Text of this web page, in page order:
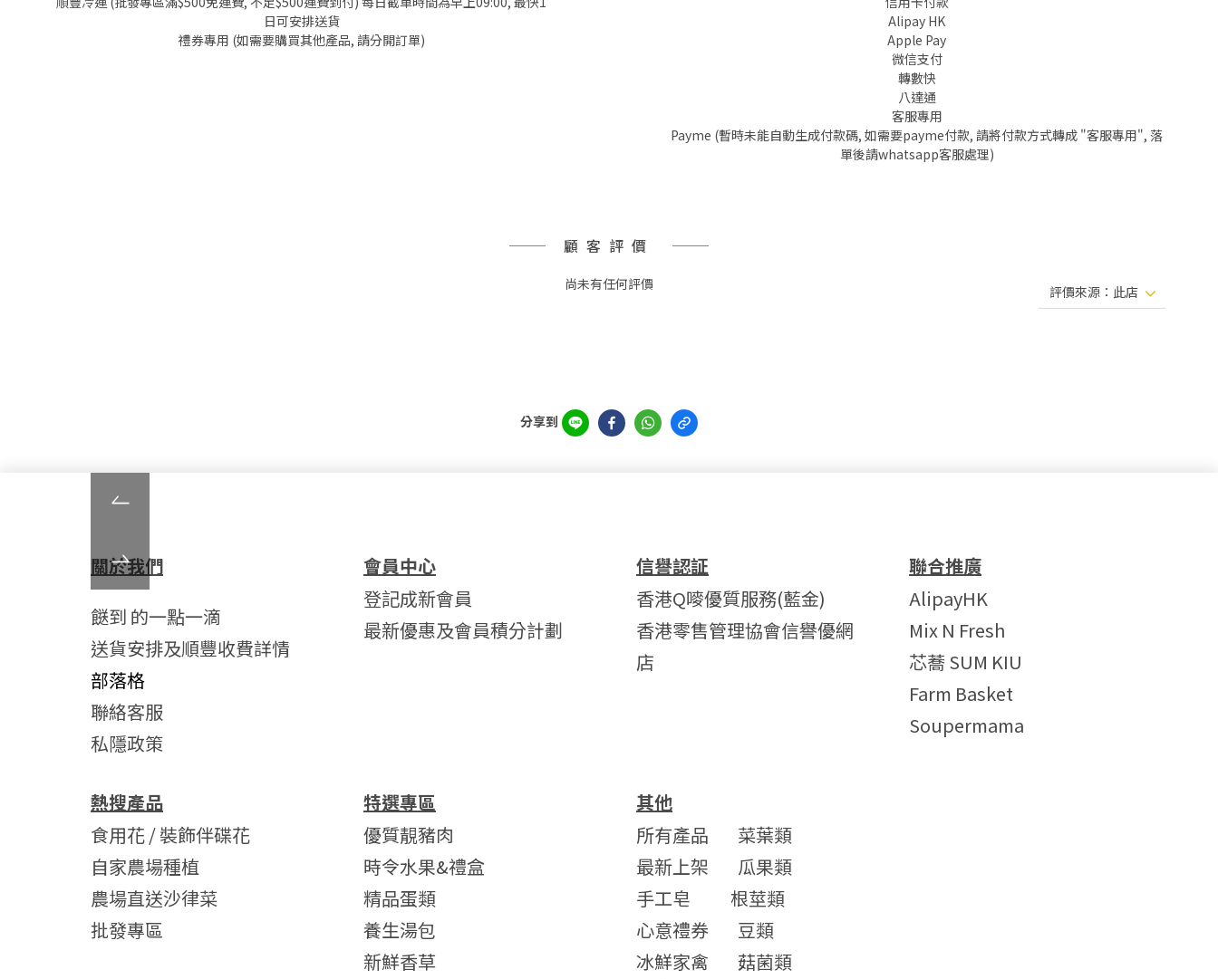
日可安排送貨
禮券專用 (如需要購買其他產品, 請分開訂單)
Alipay HK
Apple Pay
微信支付
轉數快
八達通
客服專用
Payme (暫時未能自動生成付款碼, 如需要payme付款, 請將付款方式轉成 "客服專用", 落
單後請whatsapp客服處理)
顧客評價
尚未有任何評價
分享到
關於我們
餸到 的一點一滴
送貨安排及順豐收費詳情
部落格
聯絡客服
私隱政策
會員中心
登記成新會員
最新優惠及會員積分計劃
信譽認証
香港Q嘜優質服務(藍金)
香港零售管理協會信譽優網
店
聯合推廣
AlipayHK
Mix N Fresh
芯蕎 SUM KIU
Farm Basket
Soupermama
熱搜產品
食用花 / 裝飾伴碟花
自家農場種植
農場直送沙律菜
批發專區
特選專區
優質靚豬肉
時令水果&禮盒
精品蛋類
養生湯包
新鮮香草
其他
所有產品
菜葉類
最新上架
瓜果類
手工皂
根莖類
心意禮券
豆類
冰鮮家禽
菇菌類